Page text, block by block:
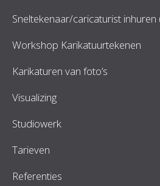
Sneltekenaar/caricaturist
Workshop Karikatuurtekenen
Karikaturen van foto’s
Visualizing
Studiowerk
Tarieven
Referenties